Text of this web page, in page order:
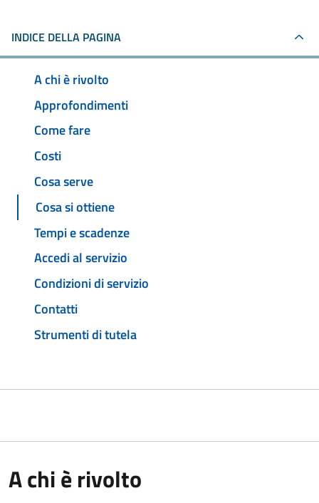
INDICE DELLA PAGINA
A chi è rivolto
Approfondimenti
Come fare
Costi
Cosa serve
Cosa si ottiene
Tempi e scadenze
Accedi al servizio
Condizioni di servizio
Contatti
Strumenti di tutela
A chi è rivolto